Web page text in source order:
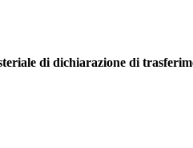
di dichiarazione di